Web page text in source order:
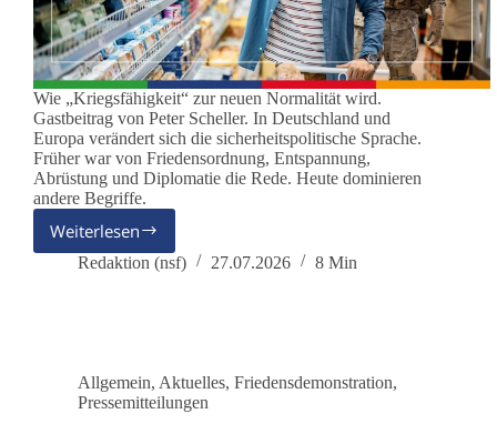
Wie „Kriegsfähigkeit“ zur neuen Normalität wird.
Gastbeitrag von Peter Scheller. In Deutschland und
Europa verändert sich die sicherheitspolitische Sprache.
Früher war von Friedensordnung, Entspannung,
Abrüstung und Diplomatie die Rede. Heute dominieren
andere Begriffe.
WeiterlesenDeutschland
übt
Redaktion (nsf) 27.07.2026 8 Min
Allgemein, Aktuelles, Friedensdemonstration,
Pressemitteilungen